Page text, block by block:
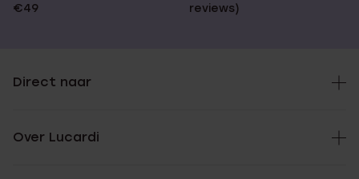
€49
reviews)
Direct naar
Over Lucardi